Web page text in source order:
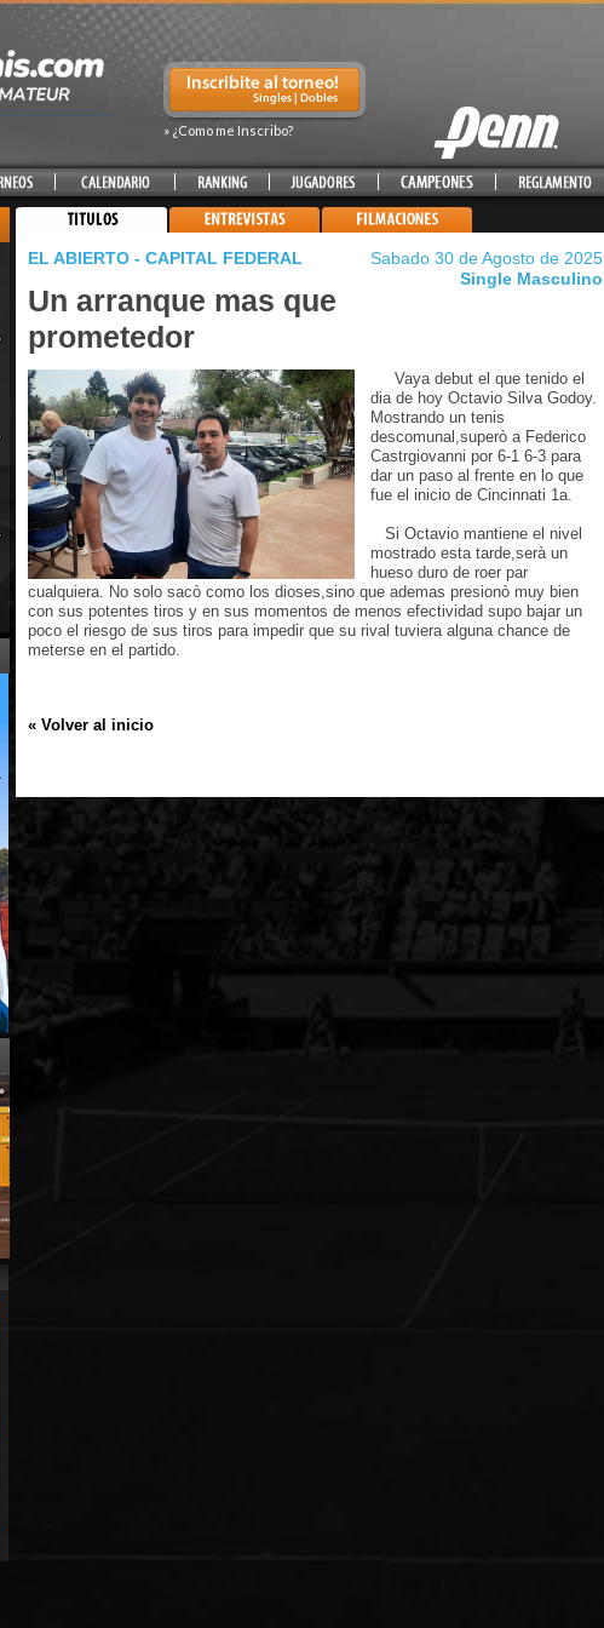
» ¿Como me Inscribo?
Sabado 30 de Agosto de 2025
EL ABIERTO - CAPITAL FEDERAL
Single Masculino
Un arranque mas que
prometedor
Vaya debut el que tenido el
dia de hoy Octavio Silva Godoy.
Mostrando un tenis
descomunal,superò a Federico
Castrgiovanni por 6-1 6-3 para
dar un paso al frente en lo que
fue el inicio de Cincinnati 1a.
Si Octavio mantiene el nivel
mostrado esta tarde,serà un
hueso duro de roer par
cualquiera. No solo sacò como los dioses,sino que ademas presionò muy bien
con sus potentes tiros y en sus momentos de menos efectividad supo bajar un
poco el riesgo de sus tiros para impedir que su rival tuviera alguna chance de
meterse en el partido.
« Volver al inicio